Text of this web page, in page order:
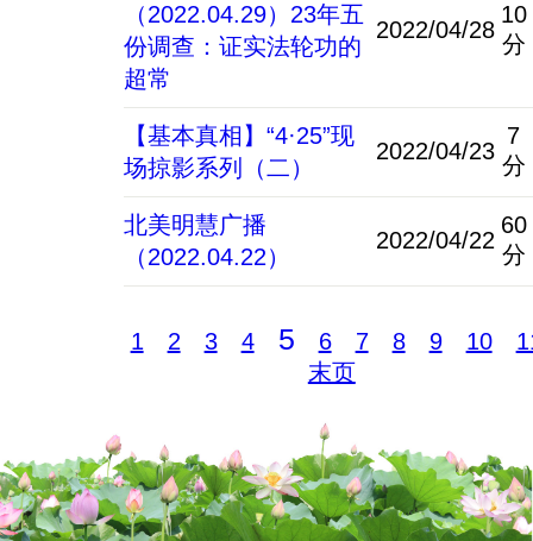
（2022.04.29）23年五
份调查：证实法轮功的
超常
2022/04/28
10
分
【基本真相】“4·25”现
场掠影系列（二）
2022/04/23
7
分
北美明慧广播
（2022.04.22）
2022/04/22
60
分
1 2 3 4 5 6 7 8 9 10
末页